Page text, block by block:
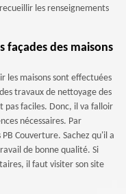
les renseignements
façades des maisons
maisons sont effectuées
travaux de nettoyage des
pas faciles. Donc, il va falloir
nécessaires. Par
Couverture. Sachez qu'il a
de bonne qualité. Si
il faut visiter son site